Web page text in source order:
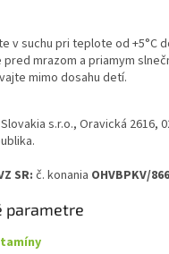
v suchu pri teplote od +5°C
pred mrazom a priamym
mimo dosahu detí.
s.r.o., Oravická 2616,
SR: č. konania OHVBPKV/
parametre